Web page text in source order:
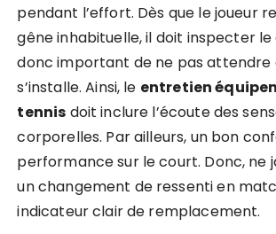
pendant l’effort. Dès que le joueur
gêne inhabituelle, il doit inspecter le
donc important de ne pas attendre
s’installe. Ainsi, le entretien
tennis doit inclure l’écoute des
corporelles. Par ailleurs, un bon
performance sur le court. Donc, ne
un changement de ressenti en
indicateur clair de remplacement.